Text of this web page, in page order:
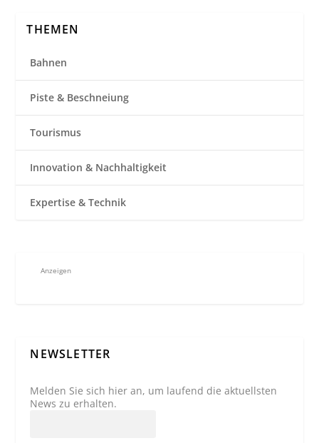
THEMEN
Bahnen
Piste & Beschneiung
Tourismus
Innovation & Nachhaltigkeit
Expertise & Technik
Anzeigen
NEWSLETTER
Melden Sie sich hier an, um laufend die aktuellsten
News zu erhalten.